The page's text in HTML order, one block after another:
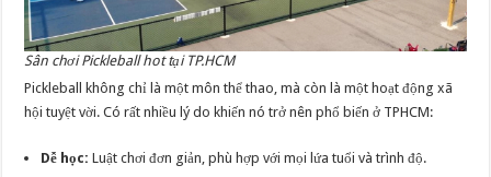
Sân chơi Pickleball hot tại TP.HCM
Pickleball không chỉ là một môn thể thao, mà còn là một hoạt động xã
hội tuyệt vời. Có rất nhiều lý do khiến nó trở nên phổ biến ở TPHCM:
Dễ học: Luật chơi đơn giản, phù hợp với mọi lứa tuổi và trình độ.